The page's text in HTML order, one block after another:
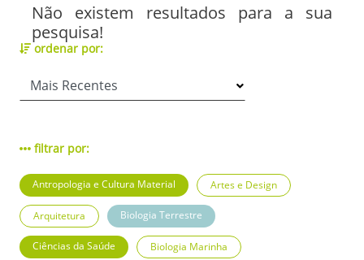
Não existem resultados para a sua
pesquisa!
ordenar por:
filtrar por:
Antropologia e Cultura Material Artes e Design
Arquitetura Biologia Terrestre
Ciências da Saúde Biologia Marinha